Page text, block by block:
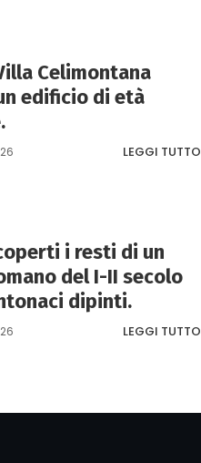
Celimontana
edificio di età
LEGGI TUTTO
i resti di un
del I-II secolo
dipinti.
LEGGI TUTTO